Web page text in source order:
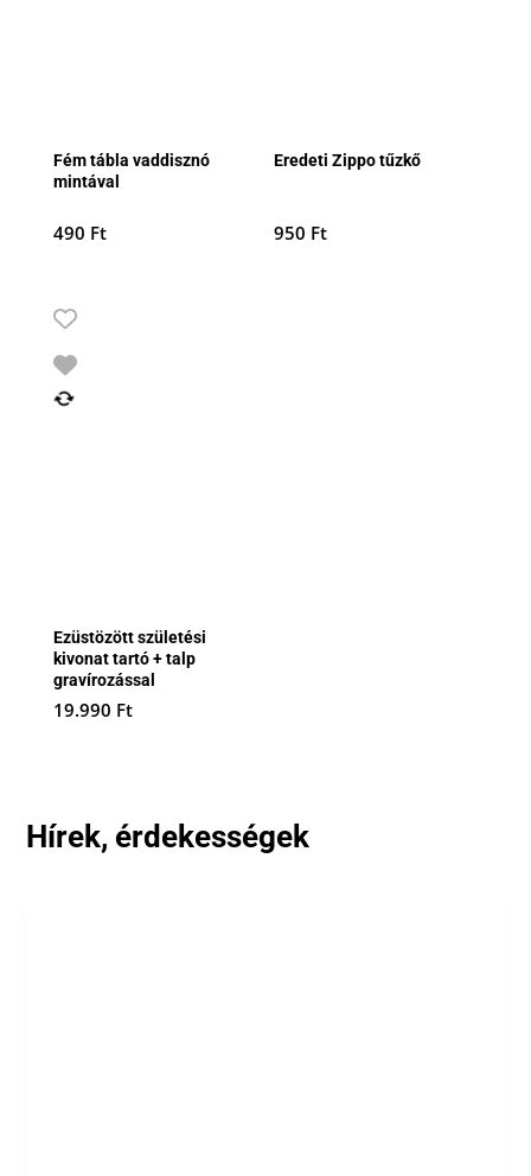
Fém tábla vaddisznó
mintával
490 Ft
Eredeti Zippo tűzkő
950 Ft
Ezüstözött születési
kivonat tartó + talp
gravírozással
19.990 Ft
Hírek, érdekességek